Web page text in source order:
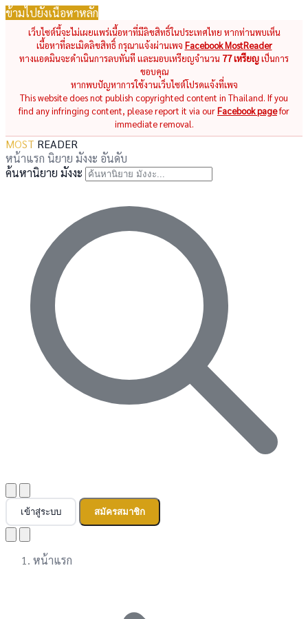
ข้ามไปยังเนื้อหาหลัก
เว็บไซต์นี้จะไม่เผยแพร่เนื้อหาที่มีลิขสิทธิ์ในประเทศไทย หากท่านพบเห็น
เนื้อหาที่ละเมิดลิขสิทธิ์ กรุณาแจ้งผ่านเพจ Facebook MostReader
ทางแอดมินจะดำเนินการลบทันที และมอบเหรียญจำนวน 77 เหรียญเป็นการ
ขอบคุณ
หากพบปัญหาการใช้งานเว็บไซต์โปรดแจ้งที่เพจ
This website does not publish copyrighted content in Thailand. If you
find any infringing content, please report it via ourFacebook pagefor
immediate removal.
MOST READER
หน้าแรก นิยาย มังงะ อันดับ
ค้นหานิยาย มังงะ
เข้าสู่ระบบ สมัครสมาชิก
หน้าแรก